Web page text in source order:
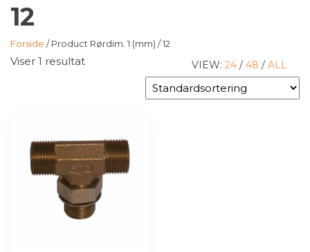
12
Forside / Product Rørdim. 1 (mm) / 12
VIEW: 24 / 48 / ALL
Viser 1 resultat
flere
varianter.
Mulighederne